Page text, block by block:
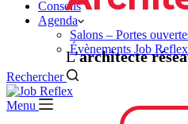
Conseils
Agenda
Salons – Portes
Évènements Job Reflex
Rechercher
Menu
L’architecte